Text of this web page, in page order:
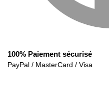
100% Paiement sécurisé
PayPal / MasterCard / Visa